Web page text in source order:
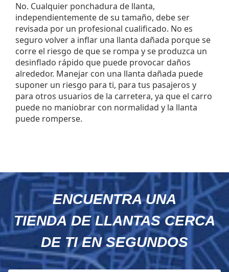
No. Cualquier ponchadura de llanta,
independientemente de su tamaño, debe ser
revisada por un profesional cualificado. No es
seguro volver a inflar una llanta dañada porque se
corre el riesgo de que se rompa y se produzca un
desinflado rápido que puede provocar daños
alrededor. Manejar con una llanta dañada puede
suponer un riesgo para ti, para tus pasajeros y
para otros usuarios de la carretera, ya que el carro
puede no maniobrar con normalidad y la llanta
puede romperse.
ENCUENTRA UNA
TIENDA DE LLANTAS CERCA
DE TI EN SEGUNDOS